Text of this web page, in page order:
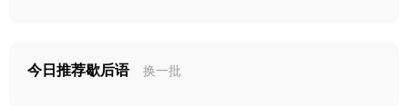
今日推荐歇后语 换一批